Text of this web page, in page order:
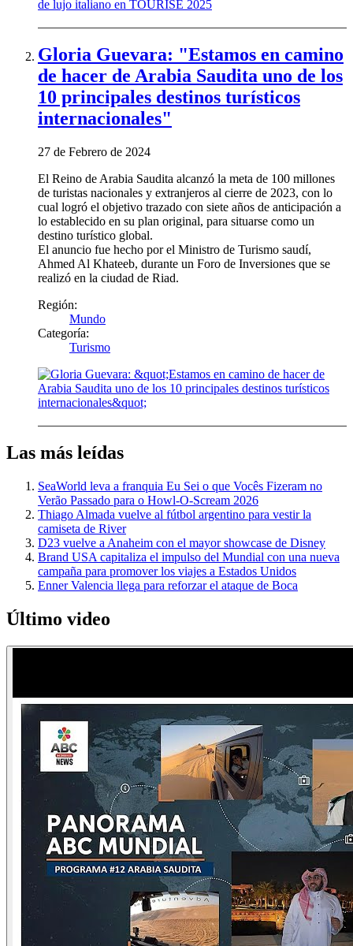
Gloria Guevara: "Estamos en camino
de hacer de Arabia Saudita uno de los
10 principales destinos turísticos
internacionales"
27 de Febrero de 2024
El Reino de Arabia Saudita alcanzó la meta de 100 millones
de turistas nacionales y extranjeros al cierre de 2023, con lo
cual logró el objetivo trazado con siete años de anticipación a
lo establecido en su plan original, para situarse como un
destino turístico global.
El anuncio fue hecho por el Ministro de Turismo saudí,
Ahmed Al Khateeb, durante un Foro de Inversiones que se
realizó en la ciudad de Riad.
Región:
Mundo
Categoría:
Turismo
Las más leídas
SeaWorld leva a franquia Eu Sei o que Vocês Fizeram no
Verão Passado para o Howl-O-Scream 2026
Thiago Almada vuelve al fútbol argentino para vestir la
camiseta de River
D23 vuelve a Anaheim con el mayor showcase de Disney
Brand USA capitaliza el impulso del Mundial con una nueva
campaña para promover los viajes a Estados Unidos
Enner Valencia llega para reforzar el ataque de Boca
Último video